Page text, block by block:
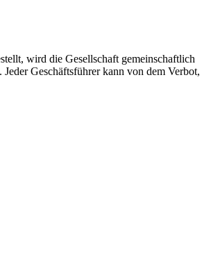
wird die Gesellschaft gemeinschaftlich
Geschäftsführer kann von dem Verbot,